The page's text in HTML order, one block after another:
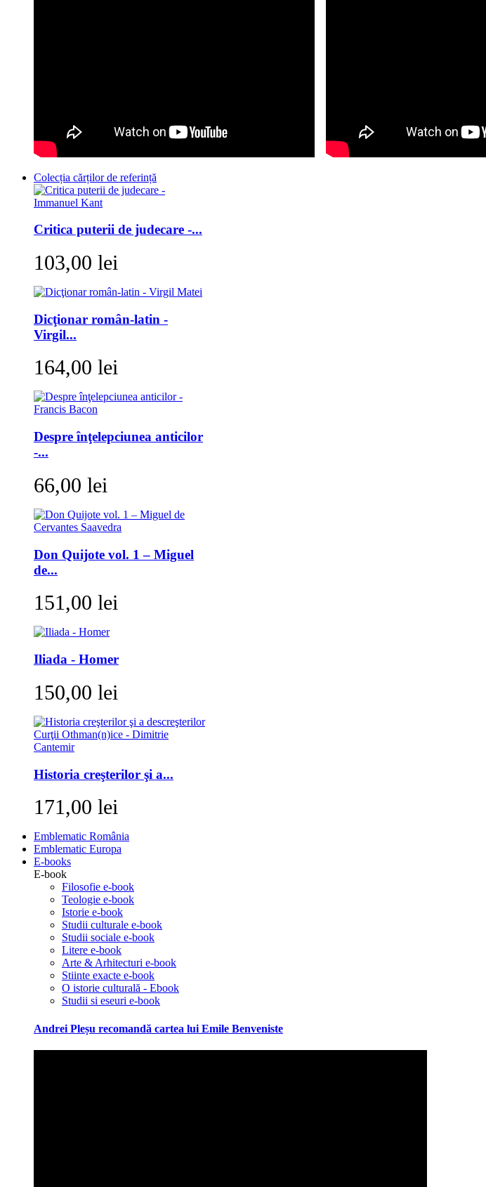
Colecția cărților de referință
Critica puterii de judecare -...
103,00 lei
Dicţionar român-latin -
Virgil...
164,00 lei
Despre înţelepciunea anticilor
-...
66,00 lei
Don Quijote vol. 1 – Miguel
de...
151,00 lei
Iliada - Homer
150,00 lei
Historia creşterilor şi a...
171,00 lei
Emblematic România
Emblematic Europa
E-books
E-book
Filosofie e-book
Teologie e-book
Istorie e-book
Studii culturale e-book
Studii sociale e-book
Litere e-book
Arte & Arhitecturi e-book
Stiinte exacte e-book
O istorie culturală - Ebook
Studii si eseuri e-book
Andrei Pleșu recomandă cartea lui Emile Benveniste